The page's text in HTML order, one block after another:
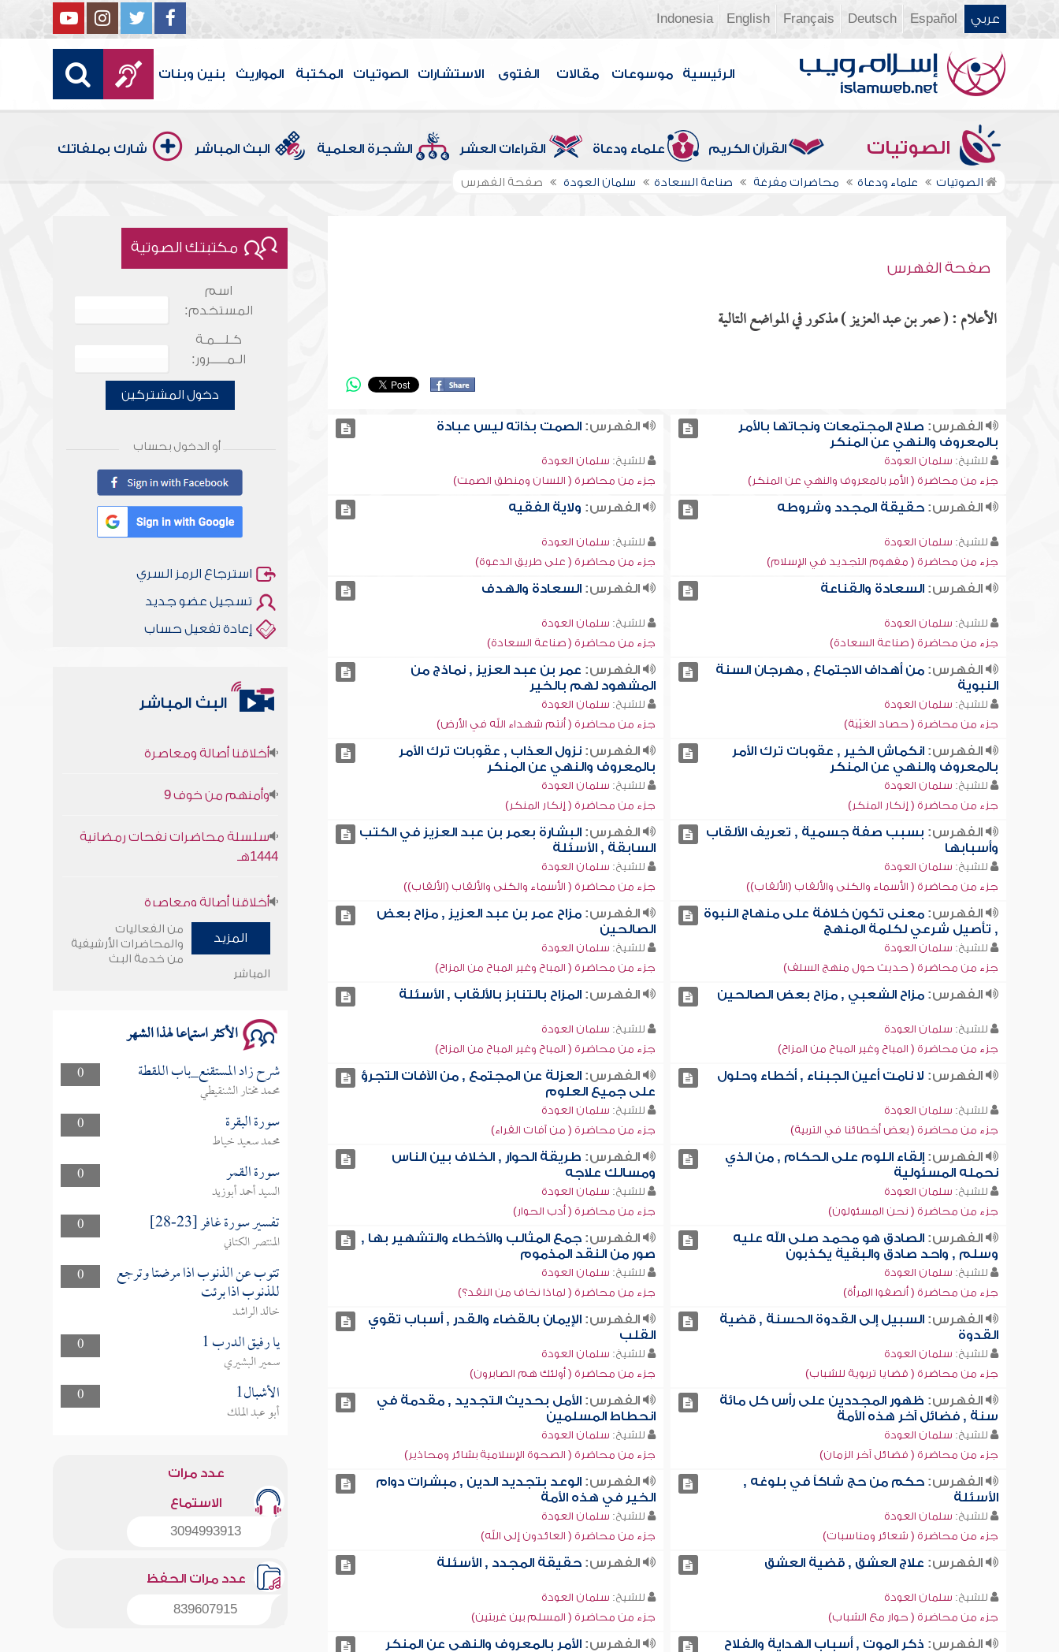
عربي Español
Deutsch
Français
English
Indonesia
الرئيسية موسوعات مقالات الفتوى الاستشارات الصوتيات المكتبة المواريث بنين وبنات
الصوتيات القرآن الكريم علماء ودعاة القراءات العشر الشجرة العلمية البث المباشر شارك بملفاتك
الصوتيات علماء ودعاة محاضرات مفرغة صناعة السعادة سلمان العودة صفحة الفهرس
صفحة الفهرس
الأعلام : ( عمر بن عبد العزيز ) مذكور في المواضع التالية
الفهرس: صلاح المجتمعات ونجاتها بالأمر
بالمعروف والنهي عن المنكر
للشيخ: سلمان العودة
جزء من محاضرة ( الأمر بالمعروف والنهي عن المنكر)
الفهرس: الصمت بذاته ليس عبادة
للشيخ: سلمان العودة
جزء من محاضرة ( اللسان ومنطق الصمت)
الفهرس:حقيقة المجدد وشروطه
للشيخ: سلمان العودة
جزء من محاضرة ( مفهوم التجديد في الإسلام)
الفهرس: ولاية الفقيه
للشيخ: سلمان العودة
جزء من محاضرة ( على طريق الدعوة)
الفهرس:السعادة والقناعة
للشيخ: سلمان العودة
جزء من محاضرة ( صناعة السعادة)
الفهرس: السعادة والهدف
للشيخ: سلمان العودة
جزء من محاضرة ( صناعة السعادة)
الفهرس:من أهداف الاجتماع , مهرجان السنة
النبوية
للشيخ: سلمان العودة
جزء من محاضرة ( حصاد الغَيْبَة)
الفهرس: عمر بن عبد العزيز , نماذج من
المشهود لهم بالخير
للشيخ: سلمان العودة
جزء من محاضرة ( أنتم شهداء الله في الأرض)
الفهرس:انكماش الخير , عقوبات ترك الأمر
بالمعروف والنهي عن المنكر
للشيخ: سلمان العودة
جزء من محاضرة ( إنكار المنكر)
الفهرس: نزول العذاب , عقوبات ترك الأمر
بالمعروف والنهي عن المنكر
للشيخ: سلمان العودة
جزء من محاضرة ( إنكار المنكر)
الفهرس: بسبب صفة جسمية , تعريف الألقاب
وأسبابها
للشيخ: سلمان العودة
جزء من محاضرة ( الأسماء والكنى والألقاب (الألقاب))
الفهرس: البشارة بعمر بن عبد العزيز في الكتب
السابقة , الأسئلة
للشيخ: سلمان العودة
جزء من محاضرة ( الأسماء والكنى والألقاب (الألقاب))
الفهرس:معنى تكون خلافة على منهاج النبوة
, تأصيل شرعي لكلمة المنهج
للشيخ: سلمان العودة
جزء من محاضرة ( حديث حول منهج السلف)
الفهرس: مزاح عمر بن عبد العزيز , مزاح بعض
الصالحين
للشيخ: سلمان العودة
جزء من محاضرة ( المباح وغير المباح من المزاح)
الفهرس:مزاح الشعبي , مزاح بعض الصالحين
للشيخ: سلمان العودة
جزء من محاضرة ( المباح وغير المباح من المزاح)
الفهرس: المزاح بالتنابز بالألقاب , الأسئلة
للشيخ: سلمان العودة
جزء من محاضرة ( المباح وغير المباح من المزاح)
الفهرس: لا نامت أعين الجبناء , أخطاء وحلول
للشيخ: سلمان العودة
جزء من محاضرة ( بعض أخطائنا في التربية)
الفهرس: العزلة عن المجتمع , من الآفات التجرؤ
على جميع العلوم
للشيخ: سلمان العودة
جزء من محاضرة ( من آفات القراء)
الفهرس:إلقاء اللوم على الحكام , من الذي
نحمله المسئولية
للشيخ: سلمان العودة
جزء من محاضرة ( نحن المسئولون)
الفهرس: طريقة الحوار , الخلاف بين الناس
ومسالك علاجه
للشيخ: سلمان العودة
جزء من محاضرة ( أدب الحوار)
الفهرس:الصادق هو محمد صلى الله عليه
وسلم , واحد صادق والبقية يكذبون
للشيخ: سلمان العودة
جزء من محاضرة ( أنصفوا المرأة)
الفهرس: جمع المثالب والأخطاء والتشهير بها ,
صور من النقد المذموم
للشيخ: سلمان العودة
جزء من محاضرة ( لماذا نخاف من النقد؟)
الفهرس:السبيل إلى القدوة الحسنة , قضية
القدوة
للشيخ: سلمان العودة
جزء من محاضرة ( قضايا تربوية للشباب)
الفهرس: الإيمان بالقضاء والقدر , أسباب تقوي
القلب
للشيخ: سلمان العودة
جزء من محاضرة ( أولئك هم الصابرون)
الفهرس: ظهور المجددين على رأس كل مائة
سنة , فضائل آخر هذه الأمة
للشيخ: سلمان العودة
جزء من محاضرة ( فضائل آخر الزمان)
الفهرس: الأمل بحديث التجديد , مقدمة في
انحطاط المسلمين
للشيخ: سلمان العودة
جزء من محاضرة ( الصحوة الإسلامية بشائر ومحاذير)
الفهرس:حكم من حج شاكاً في بلوغه ,
الأسئلة
للشيخ: سلمان العودة
جزء من محاضرة ( شعائر ومناسبات)
الفهرس: الوعد بتجديد الدين , مبشرات دوام
الخير في هذه الأمة
للشيخ: سلمان العودة
جزء من محاضرة ( العائدون إلى الله)
الفهرس: علاج العشق , قضية العشق
للشيخ: سلمان العودة
جزء من محاضرة ( حوار مع الشباب)
الفهرس: حقيقة المجدد , الأسئلة
للشيخ: سلمان العودة
جزء من محاضرة ( المسلم بين غربتين)
الفهرس: ذكر الموت , أسباب الهداية والفلاح الفهرس: الأمر بالمعروف والنهي عن المنكر
مكتبتك الصوتية
اسم
المستخدم:
كـلـــمـة
الـمـــــرور:
دخول المشتركين
أو الدخول بحساب
استرجاع الرمز السري
تسجيل عضو جديد
إعادة تفعيل حساب
البث المباشر
1444هـ
وأمنهم من خوف 9
سلسلة محاضرات نفحات رمضانية
المزيد
من الفعاليات
والمحاضرات الأرشيفية
من خدمة البث
المباشر
الأكثر استماعا لهذا الشهر
0 شرح زاد المستقنع_باب اللقطة
محمد مختار الشنقيطي
0
سورة البقرة
محمد سعيد خياط
0
سورة القمر
السيد أحمد أبوزيد
0
تفسير سورة غافر [23-28]
المنتصر الكتاني
0
تتوب عن الذنوب اذا مرضتا وترجع
للذنوب اذا برئت
خالد الراشد
0
يا رفيق الدرب 1
سمير البشيري
0
الأشبال1
أبو عبد الملك
عدد مرات
الاستماع
3094993913
عدد مرات الحفظ
839607915